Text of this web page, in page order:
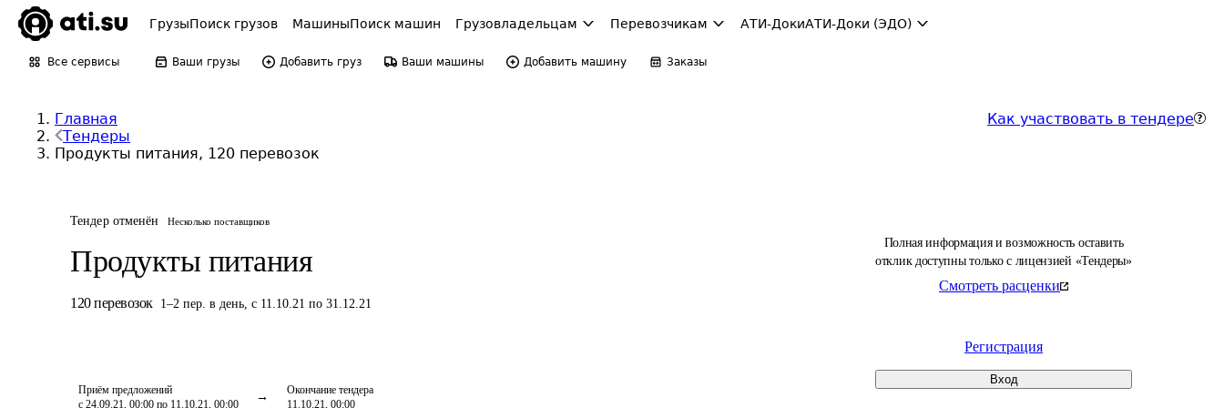
ГрузыПоиск грузов МашиныПоиск машин Грузовладельцам Перевозчикам АТИ-ДокиАТИ-Доки (ЭДО)
Все сервисы Ваши грузы Добавить груз Ваши машины Добавить машину Заказы
Главная
Тендеры
Продукты питания, 120 перевозок
Как участвовать в тендере
Тендер отменён Несколько поставщиков
Продукты питания
120 перевозок 1–2 пер. в день, с 11.10.21 по 31.12.21
Приём предложений
с 24.09.21, 00:00 по 11.10.21, 00:00
Окончание тендера
11.10.21, 00:00
Полная информация и возможность оставить
отклик доступны только с лицензией «Тендеры»
Смотреть расценки
Регистрация
Вход